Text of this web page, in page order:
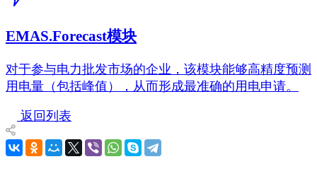
EMAS.Forecast模块
对于参与电力批发市场的企业，该模块能够高精度预测
用电量（包括峰值），从而形成最准确的用电申请。
返回列表